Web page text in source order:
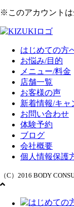
※このアカウント
はじめての方
お悩み/目的
メニュー/料金
店舗一覧
お客様の声
新着情報/キャ
お問い合わせ
体験予約
ブログ
会社概要
個人情報保護
（C）2016 BODY